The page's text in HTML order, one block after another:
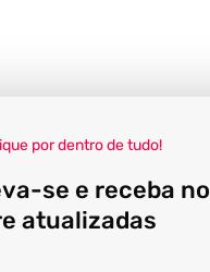
por dentro de tudo!
se e receba
atualizadas